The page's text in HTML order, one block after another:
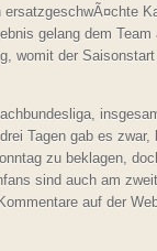
gelang dem Team
womit der
Tagen gab es
zu beklagen,
sind auch am
auf der